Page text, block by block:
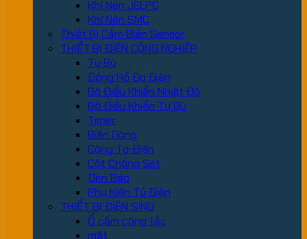
Khí Nén JELPC
Khí Nén SMC
Thiết Bị Cảm Biến Sensor
THIẾT BỊ ĐIỆN CÔNG NGHIỆP
Tụ Bù
Đồng Hồ Đo Điện
Bộ Điều Khiển Nhiệt Độ
Bộ Điều Khiển Tụ Bù
Timer
Biến Dòng
Công Tơ Điện
Cột Chống Sét
Đèn Báo
Phụ Kiện Tủ Điện
THIẾT BỊ ĐIỆN SINO
Ổ cắm công tắc
mặt